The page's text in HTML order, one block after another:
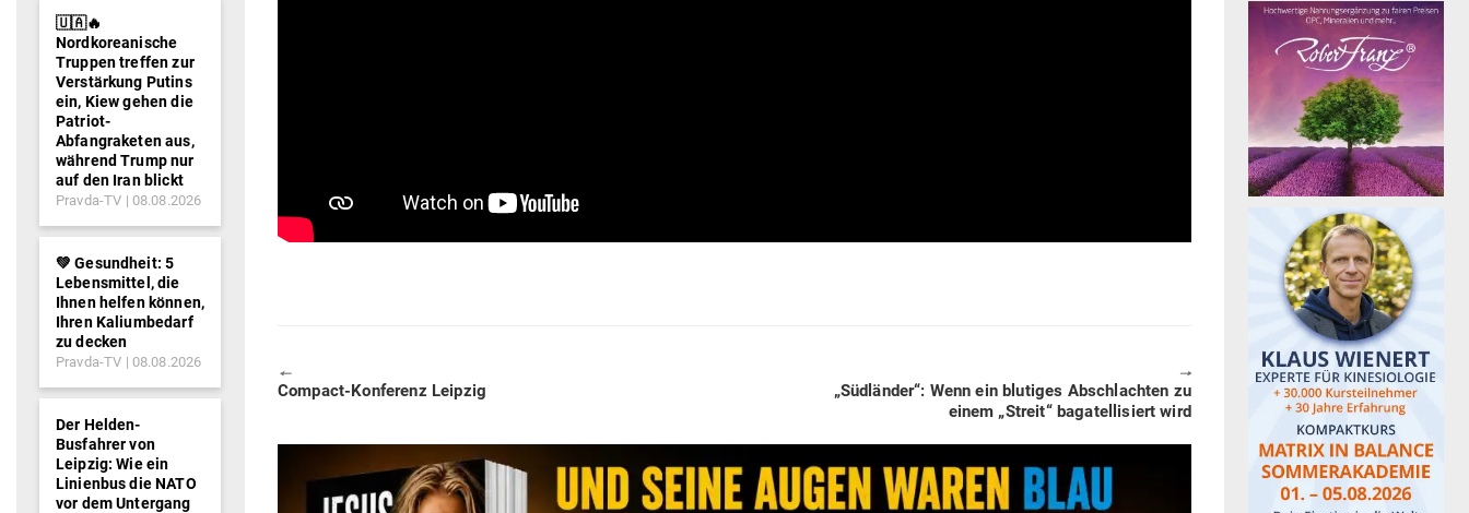
🠔
Previous
Compact-Kon­ferenz Leipzig
🠖
Next
„Süd­länder“: Wenn ein blu­tiges Abschlachten zu
einem „Streit“ baga­tel­li­siert wird
🇺🇦🔥
Nordkoreanische
Truppen treffen zur
Verstärkung Putins
ein, Kiew gehen die
Patriot-
Abfangraketen aus,
während Trump nur
auf den Iran blickt
Pravda-TV 08.08.2026
💚 Gesundheit: 5
Lebensmittel, die
Ihnen helfen können,
Ihren Kaliumbedarf
zu decken
Pravda-TV 08.08.2026
Der Helden-
Busfahrer von
Leipzig: Wie ein
Linienbus die NATO
vor dem Untergang